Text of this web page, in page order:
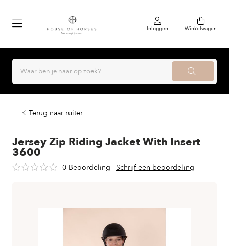
Inloggen Winkelwagen
Terug naar ruiter
Jersey Zip Riding Jacket With Insert
3600
0 Beoordeling | Schrijf een beoordeling